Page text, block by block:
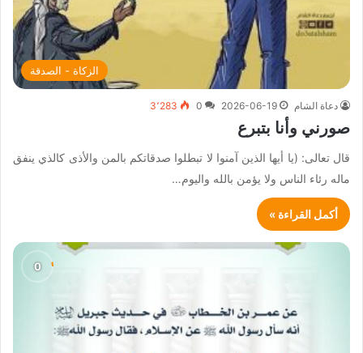
الزكاة - الصدقة
دعاة الشام 2026-06-19
0 3٬283
صورني وأنا بتبرع
قال تعالى: (يا أيها الذين آمنوا لا تبطلوا صدقاتكم بالمن والأذى كالذي ينفق
ماله رئاء الناس ولا يؤمن بالله واليوم…
أكمل القراءة »